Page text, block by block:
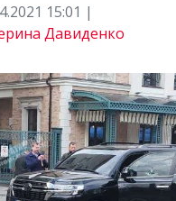
15:01 |
Давиденко